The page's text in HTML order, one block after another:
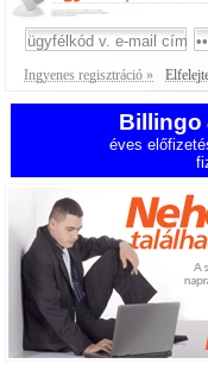
Ingyenes regisztráció »
Billingo
éves